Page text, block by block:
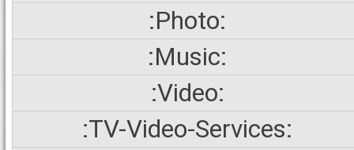
:Photo:
:Music:
:Video:
:TV-Video-Services: